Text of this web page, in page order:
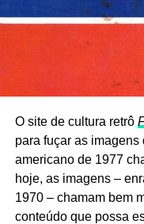
O site de cultura retrô
para fuçar as
americano de 1977
hoje, as imagens –
1970 – chamam bem
conteúdo que possa